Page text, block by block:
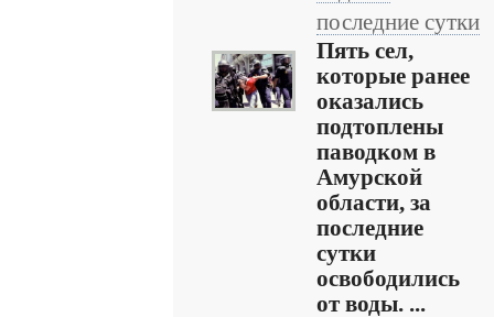
последние сутки
Пять сел,
которые ранее
оказались
подтоплены
паводком в
Амурской
области, за
последние
сутки
освободились
от воды. ...